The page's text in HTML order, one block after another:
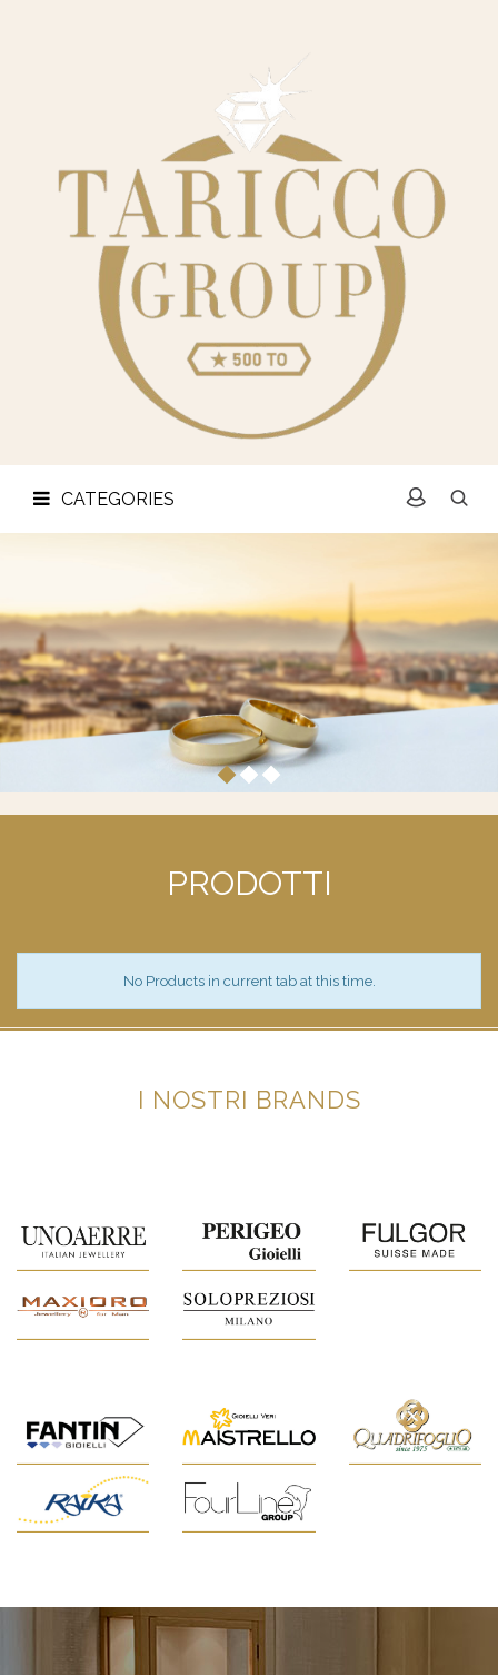
CATEGORIES
OREFICERIA
LINGOTTI
E
MONETE
CONTATTI
PRIVACY
PRODOTTI
No Products in current tab at this time.
I NOSTRI BRANDS